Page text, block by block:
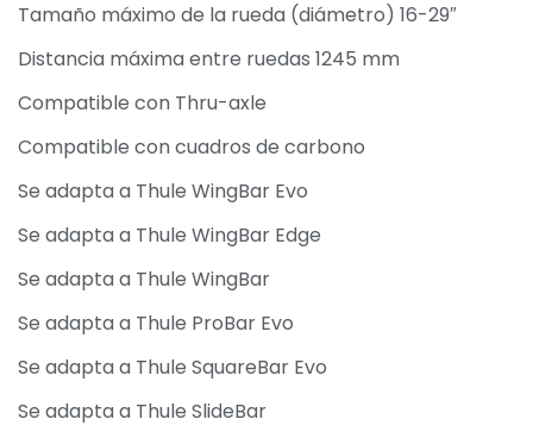
Tamaño máximo de la rueda (diámetro) 16-29″
Distancia máxima entre ruedas 1245 mm
Compatible con Thru-axle
Compatible con cuadros de carbono
Se adapta a Thule WingBar Evo
Se adapta a Thule WingBar Edge
Se adapta a Thule WingBar
Se adapta a Thule ProBar Evo
Se adapta a Thule SquareBar Evo
Se adapta a Thule SlideBar